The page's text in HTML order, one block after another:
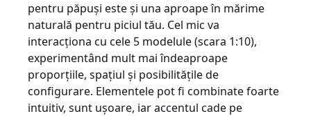
pentru păpuşi este şi una aproape în mărime
naturală pentru piciul tău. Cel mic va
interacţiona cu cele 5 modelule (scara 1:10),
experimentând mult mai îndeaproape
proporţiile, spaţiul şi posibilităţile de
configurare. Elementele pot fi combinate foarte
intuitiv, sunt uşoare, iar accentul cade pe